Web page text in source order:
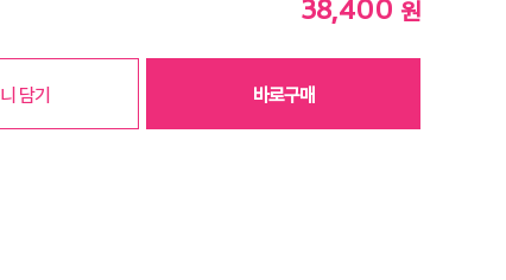
38,400 원
담기 바로구매